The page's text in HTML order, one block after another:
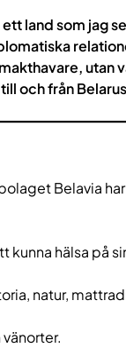
land som jag
utan
och från
Belavia har
kunna hälsa på
natur,